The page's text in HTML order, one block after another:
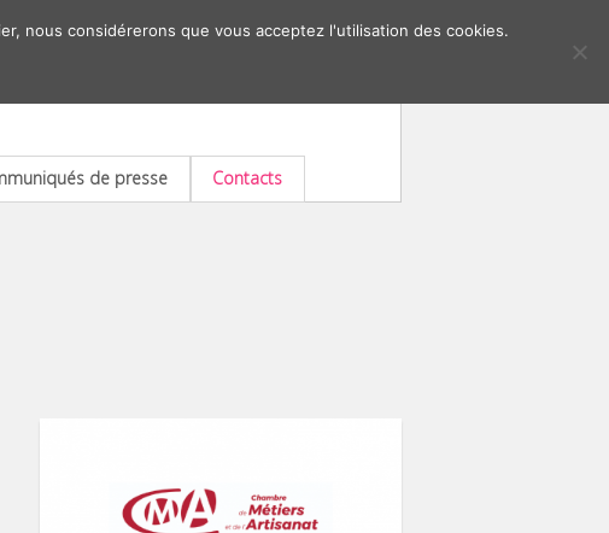
de presse Contacts
nous considérerons que vous acceptez l'utilisation des cookies.